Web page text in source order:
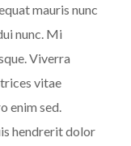
mauris nunc
nunc. Mi
Viverra
vitae
enim sed.
hendrerit dolor